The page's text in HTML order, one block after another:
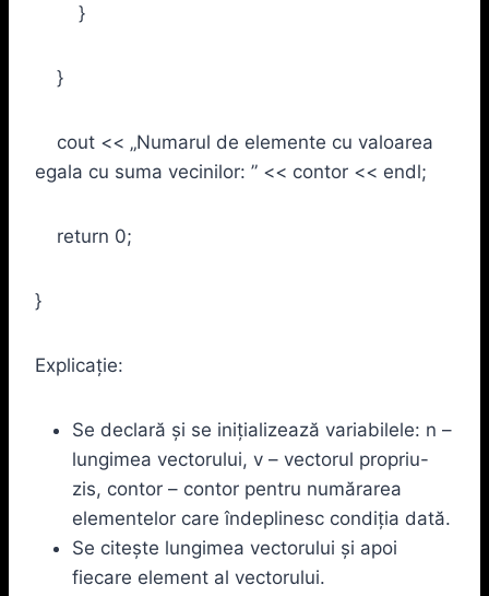
}
}
cout << „Numarul de elemente cu valoarea
egala cu suma vecinilor: ” << contor << endl;
return 0;
}
Explicaţie:
Se declară şi se iniţializează variabilele: n –
lungimea vectorului, v – vectorul propriu-
zis, contor – contor pentru numărarea
elementelor care îndeplinesc condiţia dată.
Se citeşte lungimea vectorului şi apoi
fiecare element al vectorului.